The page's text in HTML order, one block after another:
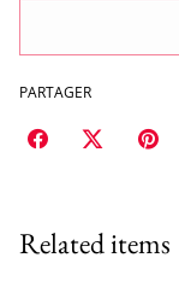
PARTAGER
Related items